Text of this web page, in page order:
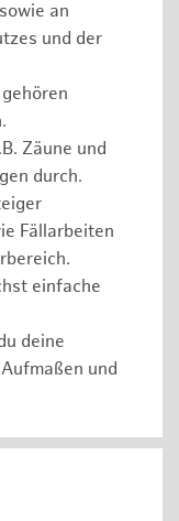
an
und der
Zäune und
durch.
Fällarbeiten
einfache
deine
und